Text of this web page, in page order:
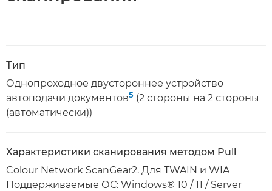
Тип
Однопроходное двустороннее устройство
автоподачи документов5 (2 стороны на 2 стороны
(автоматически))
Характеристики сканирования методом Pull
Colour Network ScanGear2. Для TWAIN и WIA
Поддерживаемые ОС: Windows® 10 / 11 / Server